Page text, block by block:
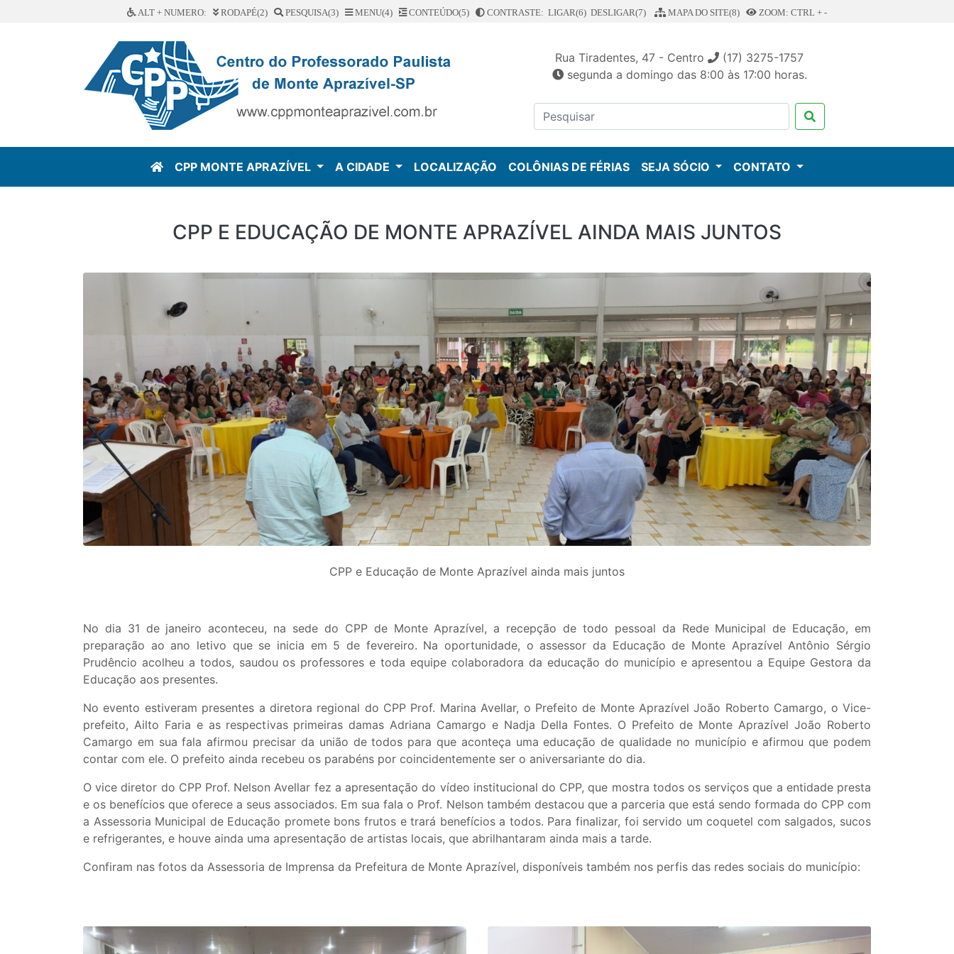
ALT + NUMERO: RODAPÉ(2) PESQUISA(3) MENU(4) CONTEÚDO(5) CONTRASTE: LIGAR(6) DESLIGAR(7) MAPA DO SITE(8) ZOOM: CTRL + -
Rua Tiradentes, 47 - Centro
(17) 3275-1757
segunda a domingo das 8:00 às 17:00 horas.
CPP MONTE APRAZÍVEL A CIDADE LOCALIZAÇÃO COLÔNIAS DE FÉRIAS SEJA SÓCIO CONTATO
CPP E EDUCAÇÃO DE MONTE APRAZÍVEL AINDA MAIS JUNTOS
CPP e Educação de Monte Aprazível ainda mais juntos
No dia 31 de janeiro aconteceu, na sede do CPP de Monte Aprazível, a recepção de todo pessoal da Rede Municipal de Educação, em
preparação ao ano letivo que se inicia em 5 de fevereiro. Na oportunidade, o assessor da Educação de Monte Aprazível Antônio Sérgio
Prudêncio acolheu a todos, saudou os professores e toda equipe colaboradora da educação do município e apresentou a Equipe Gestora da
Educação aos presentes.
No evento estiveram presentes a diretora regional do CPP Prof. Marina Avellar, o Prefeito de Monte Aprazível João Roberto Camargo, o Vice-
prefeito, Ailto Faria e as respectivas primeiras damas Adriana Camargo e Nadja Della Fontes. O Prefeito de Monte Aprazível João Roberto
Camargo em sua fala afirmou precisar da união de todos para que aconteça uma educação de qualidade no município e afirmou que podem
contar com ele. O prefeito ainda recebeu os parabéns por coincidentemente ser o aniversariante do dia.
O vice diretor do CPP Prof. Nelson Avellar fez a apresentação do vídeo institucional do CPP, que mostra todos os serviços que a entidade presta
e os benefícios que oferece a seus associados. Em sua fala o Prof. Nelson também destacou que a parceria que está sendo formada do CPP com
a Assessoria Municipal de Educação promete bons frutos e trará benefícios a todos. Para finalizar, foi servido um coquetel com salgados, sucos
e refrigerantes, e houve ainda uma apresentação de artistas locais, que abrilhantaram ainda mais a tarde.
Confiram nas fotos da Assessoria de Imprensa da Prefeitura de Monte Aprazível, disponíveis também nos perfis das redes sociais do município: